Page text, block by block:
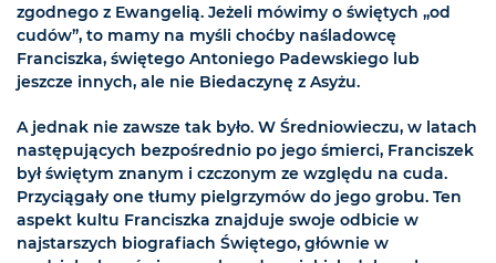
zgodnego z Ewangelią. Jeżeli mówimy o świętych „od
cudów”, to mamy na myśli choćby naśladowcę
Franciszka, świętego Antoniego Padewskiego lub
jeszcze innych, ale nie Biedaczynę z Asyżu.
A jednak nie zawsze tak było. W Średniowieczu, w latach
następujących bezpośrednio po jego śmierci, Franciszek
był świętym znanym i czczonym ze względu na cuda.
Przyciągały one tłumy pielgrzymów do jego grobu. Ten
aspekt kultu Franciszka znajduje swoje odbicie w
najstarszych biografiach Świętego, głównie w